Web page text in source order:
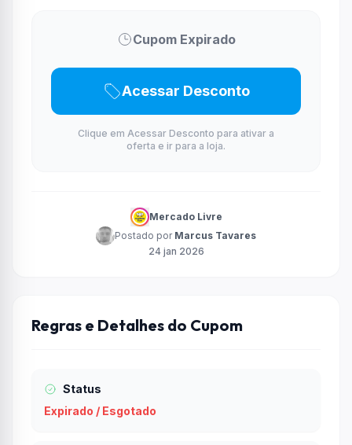
Cupom Expirado
Acessar Desconto
Clique em Acessar Desconto para ativar a
oferta e ir para a loja.
Mercado Livre
Postado por Marcus Tavares
24 jan 2026
Regras e Detalhes do Cupom
Status
Expirado / Esgotado